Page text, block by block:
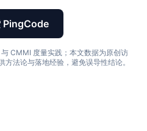
PingCode
CMMI 度量实践；本文数据为原创访
法论与落地经验，避免误导性结论。